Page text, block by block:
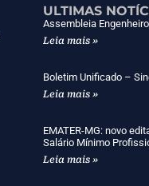
ULTIMAS
Assembleia
Leia mais »
Boletim Unificado –
Leia mais »
EMATER-MG: novo
Salário Mínimo
Leia mais »